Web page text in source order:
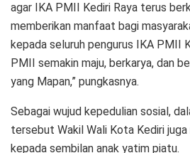
agar IKA PMII Kediri Raya terus
memberikan manfaat bagi
kepada seluruh pengurus IKA PMII
PMII semakin maju, berkarya, dan
yang Mapan,” pungkasnya.
Sebagai wujud kepedulian sosial,
tersebut Wakil Wali Kota Kediri
kepada sembilan anak yatim piatu.